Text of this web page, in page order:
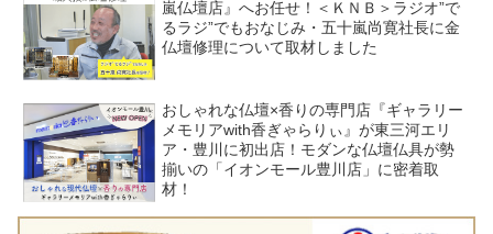
嵐仏壇店』へお任せ！＜ＫＮＢ＞ラジオ”で
るラジ”でもおなじみ・五十嵐尚寛社長に金
仏壇修理について取材しました
おしゃれな仏壇×香りの専門店『ギャラリー
メモリアwith香ぎゃらりぃ』が東三河エリ
ア・豊川に初出店！モダンな仏壇仏具が勢
揃いの「イオンモール豊川店」に密着取
材！